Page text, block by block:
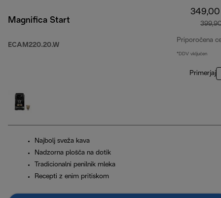
Magnifica Start
ECAM220.20.W
Priporočena
*DDV vključen
Primerjaj
Najbolj sveža kava
Nadzorna plošča na dotik
Tradicionalni penilnik mleka
Recepti z enim pritiskom